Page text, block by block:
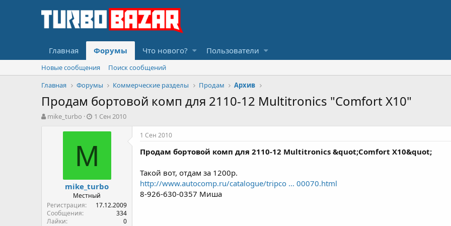
Главная Форумы Что нового? Пользователи
Новые сообщения
Поиск сообщений
Главная
Форумы Коммерческие разделы Продам Архив
Продам бортовой комп для 2110-12 Multitronics "Comfort X10"
А
mike_turbo
Д
т
н
а
л
а
1 Сен 2010
M
mike_turbo
Местный
Регистрация
17.12.2009
Сообщения
334
Лайки
0
1 Сен 2010
Продам бортовой комп для 2110-12 Multitronics &quot;Comfort X10&quot;
Такой вот, отдам за 1200р.
http://www.autocomp.ru/catalogue/tripco ... 00070.html
8-926-630-0357 Миша